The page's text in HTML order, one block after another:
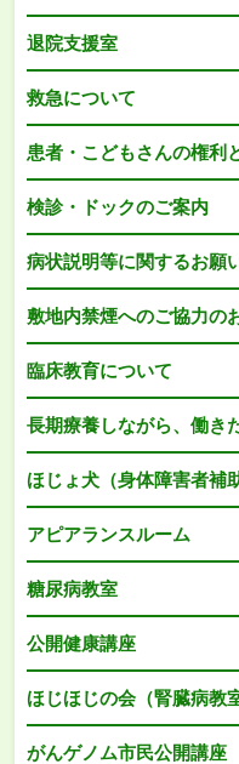
退院支援室
救急について
患者・こどもさんの権利
検診・ドックのご案内
病状説明等に関するお願
敷地内禁煙へのご協力の
臨床教育について
長期療養しながら、働き
ほじょ犬（身体障害者補
アピアランスルーム
糖尿病教室
公開健康講座
ほじほじの会（腎臓病教室
がんゲノム市民公開講座